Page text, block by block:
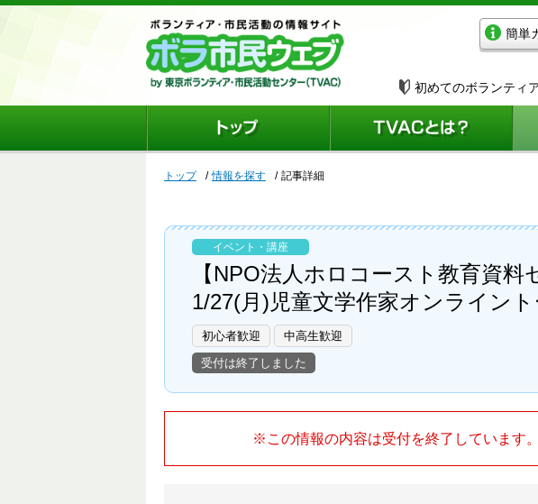
簡単
初めてのボランティ
トップ 情報を探す 記事詳細
イベント・講座
【NPO法人ホロコースト教育資料
1/27(月)児童文学作家オンライン
初心者歓迎
中高生歓迎
受付は終了しました
※この情報の内容は受付を終了しています